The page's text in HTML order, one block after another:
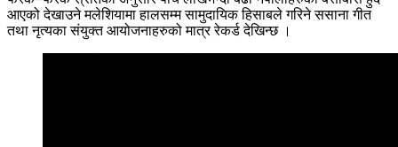
आएको देखाउने मलेशियामा हालसम्म सामुदायिक हिसाबले गरिने ससाना गीत
तथा नृत्यका संयुक्त आयोजनाहरुको मात्र रेकर्ड देखिन्छ ।